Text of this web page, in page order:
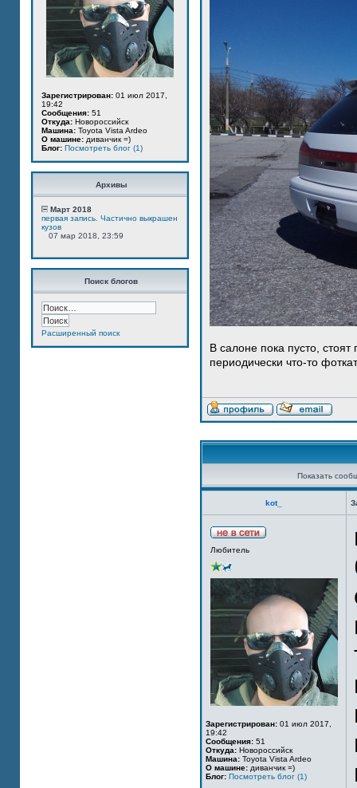
Зарегистрирован: 01 июл 2017,
19:42
Сообщения: 51
Откуда: Новороссийск
Машина: Toyota Vista Ardeo
О машине: диванчик =)
Блог: Посмотреть блог (1)
Архивы
Март 2018
первая запись. Частично выкрашен
кузов
07 мар 2018, 23:59
Поиск блогов
Расширенный поиск
В салоне пока пусто,
периодически что-то
Показать
kot_
Любитель
Зарегистрирован: 01 июл 2017,
19:42
Сообщения: 51
Откуда: Новороссийск
Машина: Toyota Vista Ardeo
О машине: диванчик =)
Блог: Посмотреть блог (1)